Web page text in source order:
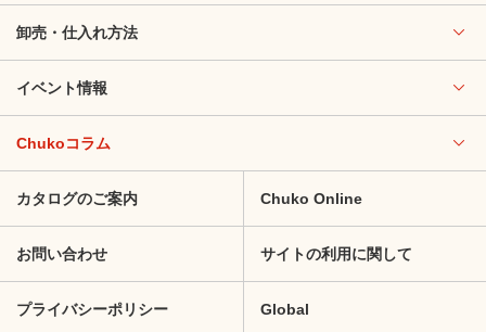
卸売・仕入れ方法
イベント情報
Chukoコラム
カタログのご案内 Chuko Online
お問い合わせ サイトの利用に関して
プライバシーポリシー Global